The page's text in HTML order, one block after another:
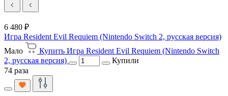
6 480 ₽
Игра Resident Evil Requiem (Nintendo Switch 2, русская версия)
Мало
Купить Игра Resident Evil Requiem (Nintendo Switch
2, русская версия)
Купили
74 раза